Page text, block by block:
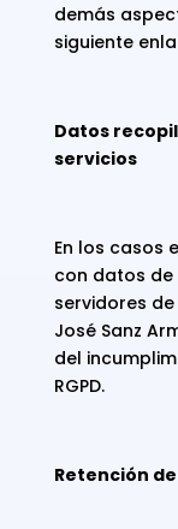
demás
siguiente
Datos
servicios
En los casos
con datos
servidores
José Sanz
del
RGPD.
Retención